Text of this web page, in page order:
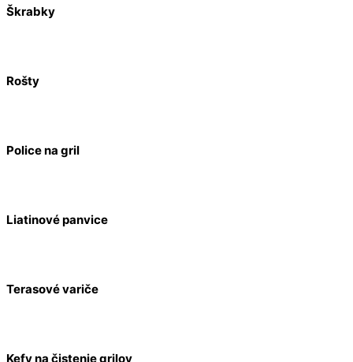
Škrabky
Rošty
Police na gril
Liatinové panvice
Terasové variče
Kefy na čistenie grilov